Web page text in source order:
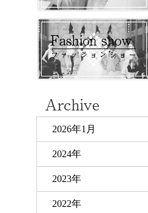
2026年1月
2024年
2023年
2022年